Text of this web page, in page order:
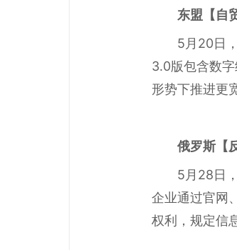
东盟 【自
5月20日
3.0版包含数
形势下推进更
俄罗斯【
5月28日
企业通过官网
权利，规定信